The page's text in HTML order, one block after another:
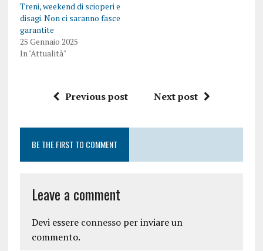
Treni, weekend di scioperi e
disagi. Non ci saranno fasce
garantite
25 Gennaio 2025
In "Attualità"
Previous post Next post
BE THE FIRST TO COMMENT
Leave a comment
Devi essere connessoper inviare un
commento.